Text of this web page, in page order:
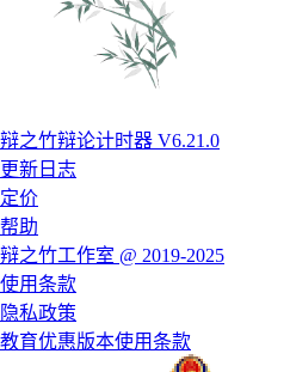
辩之竹辩论计时器 V6.21.0
更新日志
定价
帮助
辩之竹工作室 @ 2019-2025
使用条款
隐私政策
教育优惠版本使用条款